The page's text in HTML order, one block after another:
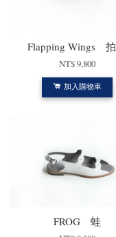
Flapping Wings
NT$ 9,800
加入購物車
FROG 蛙